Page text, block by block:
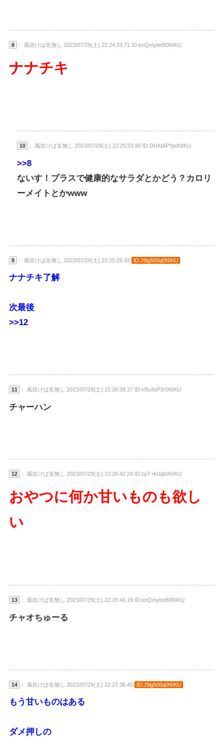
8 ： 風吹けば名無し 2023/07/29(土) 22:24:33.71 ID:knQmybeB0NIKU
ナナチキ
10 ： 風吹けば名無し 2023/07/29(土) 22:25:53.90 ID:DUXtAPYpdNIKU
>>8
ないす！プラスで健康的なサラダとかどう？カロリ
ーメイトとかwww
9 ： 風吹けば名無し 2023/07/29(土) 22:25:26.42 ID:J9ig500q0NIKU
ナナチキ了解
次最後
>>12
11 ： 風吹けば名無し 2023/07/29(土) 22:26:38.37 ID:vBu3eP1r0NIKU
チャーハン
12 ： 風吹けば名無し 2023/07/29(土) 22:26:42.24 ID:zpT+k0qb0NIKU
おやつに何か甘いものも欲し
い
13 ： 風吹けば名無し 2023/07/29(土) 22:26:46.19 ID:knQmybeB0NIKU
チャオちゅーる
14 ： 風吹けば名無し 2023/07/29(土) 22:27:36.40 ID:J9ig500q0NIKU
もう甘いものはある
ダメ押しの